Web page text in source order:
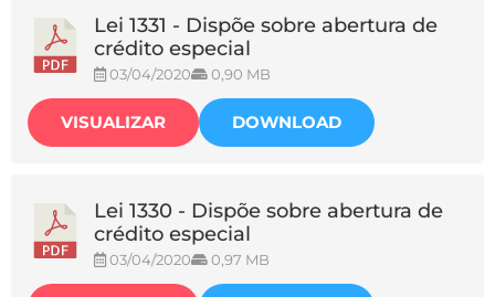
Lei 1331 - Dispõe sobre abertura de
crédito especial
03/04/2020 0,90 MB
VISUALIZAR DOWNLOAD
Lei 1330 - Dispõe sobre abertura de
crédito especial
03/04/2020 0,97 MB